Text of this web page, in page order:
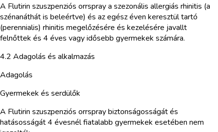
A Flutirin szuszpenziós orrspray a szezonális allergiás rhinitis (a
szénanáthát is beleértve) és az egész éven keresztül tartó
(perennialis) rhinitis megelőzésére és kezelésére javallt
felnőttek és 4 éves vagy idősebb gyermekek számára.
4.2 Adagolás és alkalmazás
Adagolás
Gyermekek és serdülők
A Flutirin szuszpenziós orrspray biztonságosságát és
hatásosságát 4 évesnél fiatalabb gyermekek esetében nem